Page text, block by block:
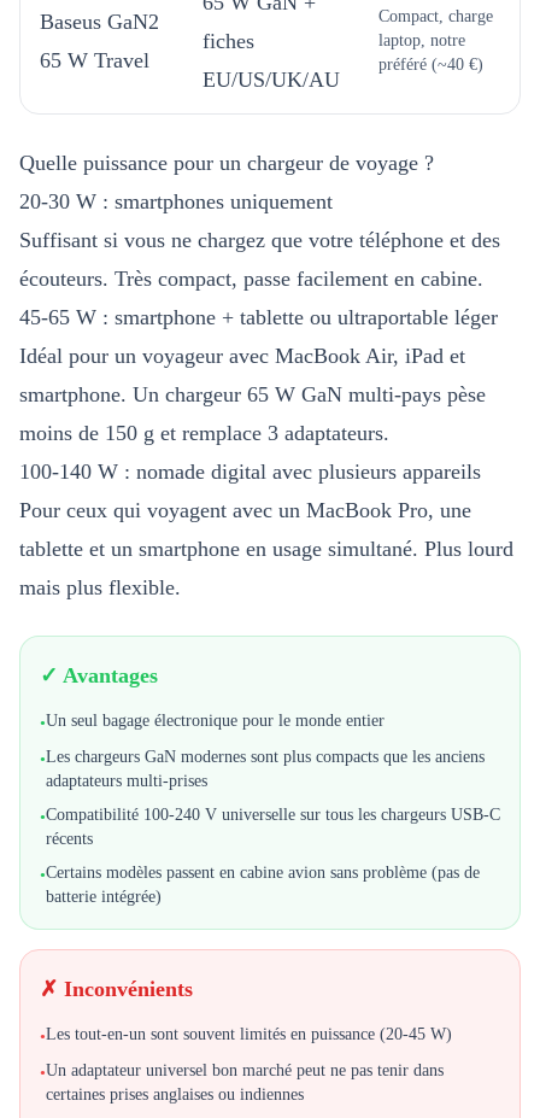
Baseus GaN2
65 W Travel
fiches
EU/US/UK/AU
Compact, charge
laptop, notre
préféré (~40 €)
Quelle puissance pour un chargeur de voyage ?
20-30 W : smartphones uniquement
Suffisant si vous ne chargez que votre téléphone et des
écouteurs. Très compact, passe facilement en cabine.
45-65 W : smartphone + tablette ou ultraportable léger
Idéal pour un voyageur avec MacBook Air, iPad et
smartphone. Un chargeur 65 W GaN multi-pays pèse
moins de 150 g et remplace 3 adaptateurs.
100-140 W : nomade digital avec plusieurs appareils
Pour ceux qui voyagent avec un MacBook Pro, une
tablette et un smartphone en usage simultané. Plus lourd
mais plus flexible.
✓ Avantages
•Un seul bagage électronique pour le monde entier
•Les chargeurs GaN modernes sont plus compacts que les anciens
adaptateurs multi-prises
•Compatibilité 100-240 V universelle sur tous les chargeurs USB-C
récents
•Certains modèles passent en cabine avion sans problème (pas de
batterie intégrée)
✗ Inconvénients
•Les tout-en-un sont souvent limités en puissance (20-45 W)
•Un adaptateur universel bon marché peut ne pas tenir dans
certaines prises anglaises ou indiennes